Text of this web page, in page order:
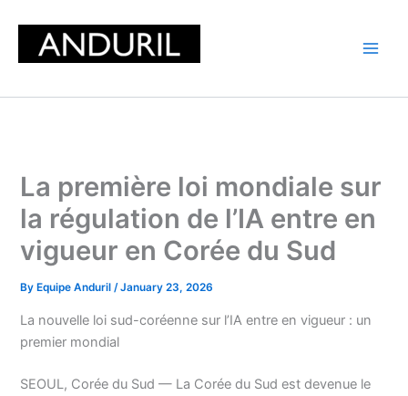
content
La première loi mondiale sur
la régulation de l’IA entre en
vigueur en Corée du Sud
By Equipe Anduril/January 23, 2026
La nouvelle loi sud-coréenne sur l’IA entre en vigueur : un
premier mondial
SEOUL, Corée du Sud — La Corée du Sud est devenue le